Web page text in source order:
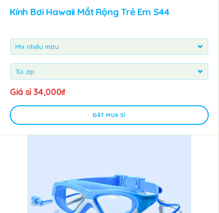
Kính Bơi Hawaii Mắt Rộng Trẻ Em S44
Giá sỉ 34,000₫
ĐẶT MUA SỈ